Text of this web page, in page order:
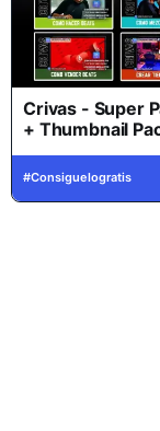
Crivas - Super
+ Thumbnail